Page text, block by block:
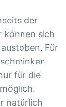
der
können sich
Für
für die
natürlich